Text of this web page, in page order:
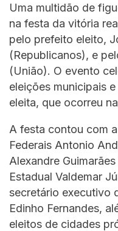
Uma multidão de
na festa da vitória
pelo prefeito eleito,
(Republicanos), e
(União). O evento
eleições municipais
eleita, que ocorreu
A festa contou com
Federais Antonio
Alexandre
Estadual Valdemar
secretário executivo
Edinho Fernandes,
eleitos de cidades